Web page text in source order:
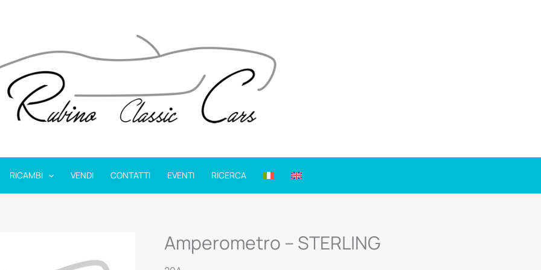
RICAMBI VENDI CONTATTI EVENTI RICERCA
Amperometro – STERLING